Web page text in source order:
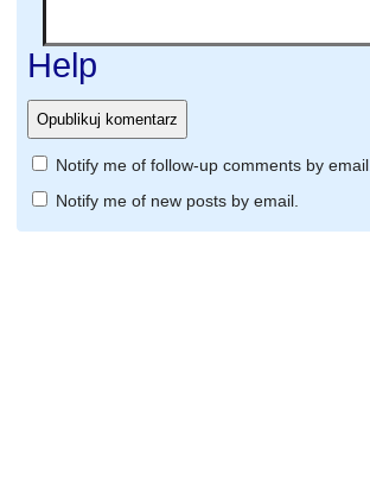
Help
Notify me of follow-up comments by email.
Notify me of new posts by email.